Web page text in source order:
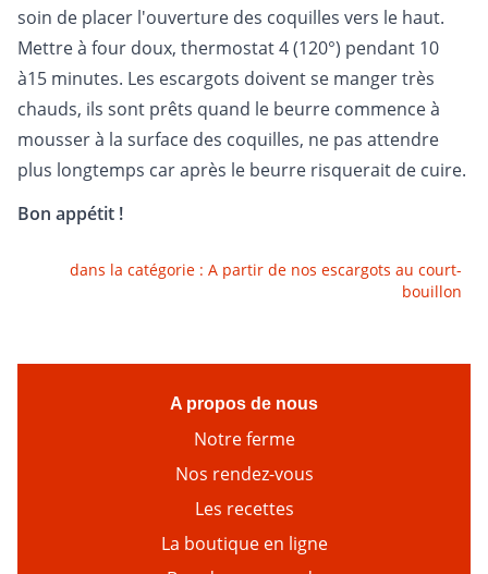
soin de placer l'ouverture des coquilles vers le haut.
Mettre à four doux, thermostat 4 (120°) pendant 10
à15 minutes. Les escargots doivent se manger très
chauds, ils sont prêts quand le beurre commence à
mousser à la surface des coquilles, ne pas attendre
plus longtemps car après le beurre risquerait de cuire.
Bon appétit !
dans la catégorie : A partir de nos escargots au court-
bouillon
A propos de nous
Notre ferme
Nos rendez-vous
Les recettes
La boutique en ligne